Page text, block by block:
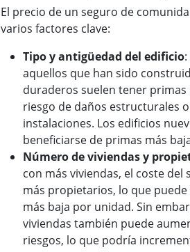
El precio de un seguro de
varios factores clave:
Tipo y antigüedad del edificio
aquellos que han sido
duraderos suelen tener
riesgo de daños estructurales
instalaciones. Los edificios
beneficiarse de primas más
Número de viviendas y
con más viviendas, el coste
más propietarios, lo que
más baja por unidad. Sin
viviendas también puede
riesgos, lo que podría